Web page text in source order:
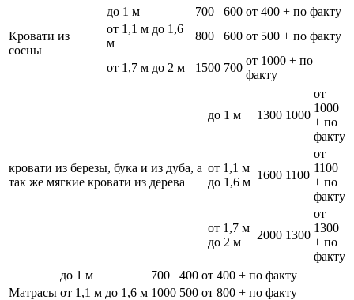
Кровати из
сосны
до 1 м 700 600 от 400 + по факту
от 1,1 м до 1,6
м
800 600 от 500 + по факту
от 1,7 м до 2 м 1500 700
от 1000 + по
факту
кровати из березы, бука и из дуба, а
так же мягкие кровати из дерева
до 1 м 1300 1000
от
1000
+ по
факту
от 1,1 м
до 1,6 м
1600 1100
от
1100
+ по
факту
от 1,7 м
до 2 м
2000 1300
от
1300
+ по
факту
Матрасы
до 1 м 700 400 от 400 + по факту
от 1,1 м до 1,6 м 1000 500 от 800 + по факту